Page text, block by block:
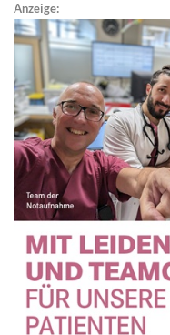
Anzeige: